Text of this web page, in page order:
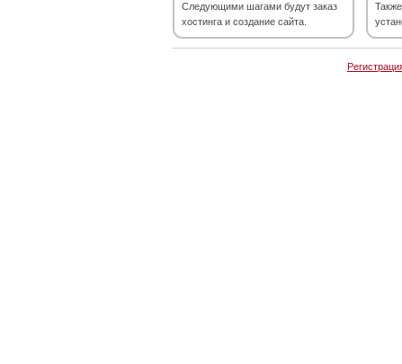
Следующими шагами будут заказ
хостинга и создание сайта.